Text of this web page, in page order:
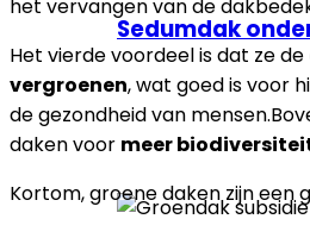
Sedumdak
het vervangen van de
Het vierde voordeel is dat ze de
vergroenen, wat goed is voor
de gezondheid van
daken voor meer
Kortom, groene daken zijn een